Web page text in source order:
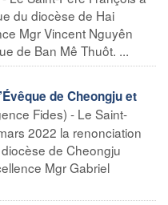
du diocèse de Hai
Mgr Vincent Nguyên
de Ban Mê Thuôt. ...
de Cheongju et
Fides) - Le Saint-
2022 la renonciation
de Cheongju
Mgr Gabriel